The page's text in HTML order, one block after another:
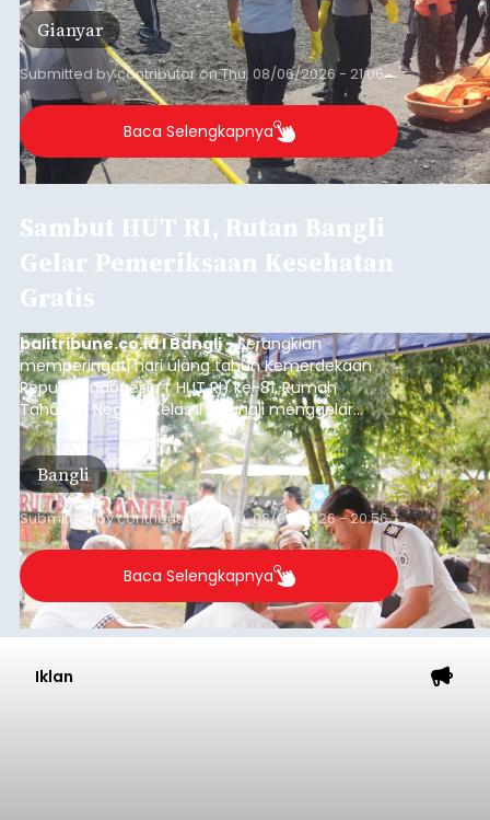
Gianyar
Submitted bycontributoronThu, 08/06/2026 - 21:06
Baca Selengkapnya
Sambut HUT RI, Rutan Bangli
Gelar Pemeriksaan Kesehatan
Gratis
balitribune.co.id I Bangli -Serangkian
memperingati hari ulang tahun Kemerdekaan
Republik Indonesia ( HUT RI) ke-81, Rumah
Tahanan Negara Kelas II B Bangli menggelar
kegiatan pemeriksaan kesehatan gratis, Rabu
(6/8/2026).
Bangli
Submitted bycontributor Thu, 08/06/2026 - 20:56
Baca Selengkapnya
Iklan